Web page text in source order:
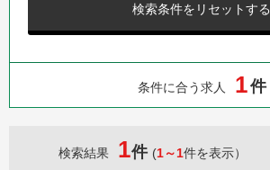
検索条件をリセットする
条件に合う求人 1件
検索結果 1件 (1～1件を表示）